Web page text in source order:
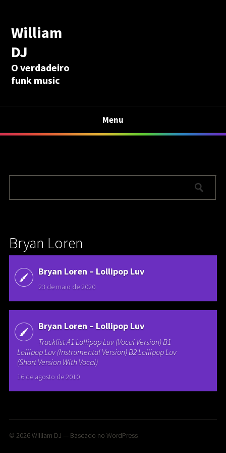
William
DJ
O verdadeiro
funk music
Menu
Bryan Loren
Bryan Loren – Lollipop Luv
23 de maio de 2020
Bryan Loren – Lollipop Luv
Tracklist A1 Lollipop Luv (Vocal Version) B1
Lollipop Luv (Instrumental Version) B2 Lollipop Luv
(Short Version With Vocal)
16 de agosto de 2010
© 2026William DJ — Baseado no WordPress